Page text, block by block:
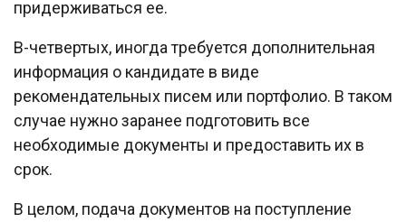
придерживаться ее.
В-четвертых, иногда требуется дополнительная
информация о кандидате в виде
рекомендательных писем или портфолио. В таком
случае нужно заранее подготовить все
необходимые документы и предоставить их в
срок.
В целом, подача документов на поступление